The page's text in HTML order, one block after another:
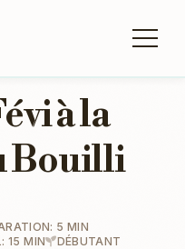
à la
Bouilli
5 MIN
15 MIN DÉBUTANT